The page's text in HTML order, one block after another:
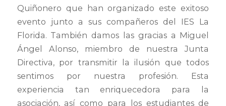
Quiñonero que han organizado este exitoso
evento junto a sus compañeros del IES La
Florida. También damos las gracias a Miguel
Ángel Alonso, miembro de nuestra Junta
Directiva, por transmitir la ilusión que todos
sentimos por nuestra profesión. Esta
experiencia tan enriquecedora para la
asociación, así como para los estudiantes de